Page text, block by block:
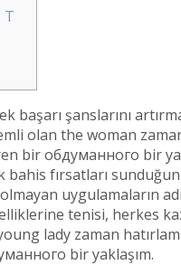
T
başarı şanslarını
olan the woman
bir обдуманного bir
fırsatları
uygulamaların
tenisi, herkes
lady zaman
bir yaklaşım.